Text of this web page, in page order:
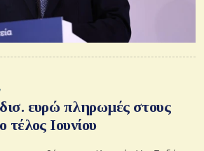
ευρώ πληρωμές στους
τέλος Ιουνίου